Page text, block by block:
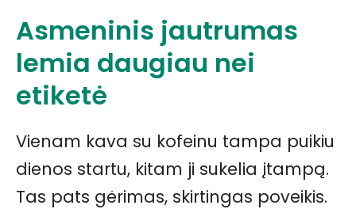
Asmeninis jautrumas
lemia daugiau nei
etiketė
Vienam kava su kofeinu tampa puikiu
dienos startu, kitam ji sukelia įtampą.
Tas pats gėrimas, skirtingas poveikis.